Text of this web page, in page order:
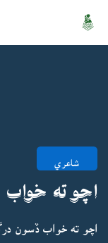
شاعري
اچو ته
اچو ته خواب ڏسون